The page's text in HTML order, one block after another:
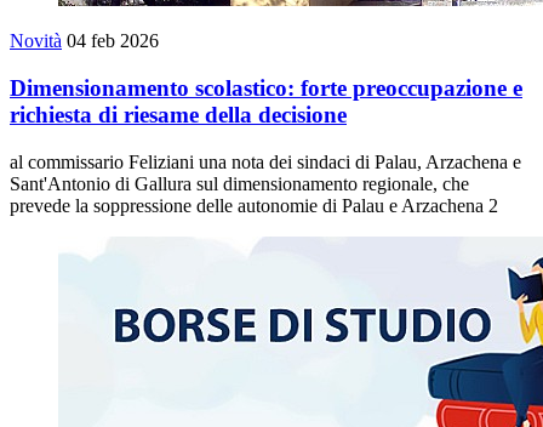
Novità 04 feb 2026
Dimensionamento scolastico: forte preoccupazione e
richiesta di riesame della decisione
al commissario Feliziani una nota dei sindaci di Palau, Arzachena e
Sant'Antonio di Gallura sul dimensionamento regionale, che
prevede la soppressione delle autonomie di Palau e Arzachena 2